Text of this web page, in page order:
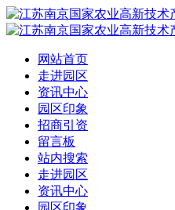
网站首页
走进园区
资讯中心
园区印象
招商引资
留言板
站内搜索
走进园区
资讯中心
园区印象